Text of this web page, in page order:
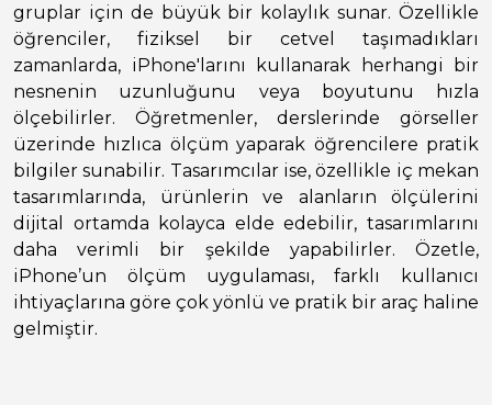
gruplar için de büyük bir kolaylık sunar. Özellikle
öğrenciler, fiziksel bir cetvel taşımadıkları
zamanlarda, iPhone'larını kullanarak herhangi bir
nesnenin uzunluğunu veya boyutunu hızla
ölçebilirler. Öğretmenler, derslerinde görseller
üzerinde hızlıca ölçüm yaparak öğrencilere pratik
bilgiler sunabilir. Tasarımcılar ise, özellikle iç mekan
tasarımlarında, ürünlerin ve alanların ölçülerini
dijital ortamda kolayca elde edebilir, tasarımlarını
daha verimli bir şekilde yapabilirler. Özetle,
iPhone’un ölçüm uygulaması, farklı kullanıcı
ihtiyaçlarına göre çok yönlü ve pratik bir araç haline
gelmiştir.